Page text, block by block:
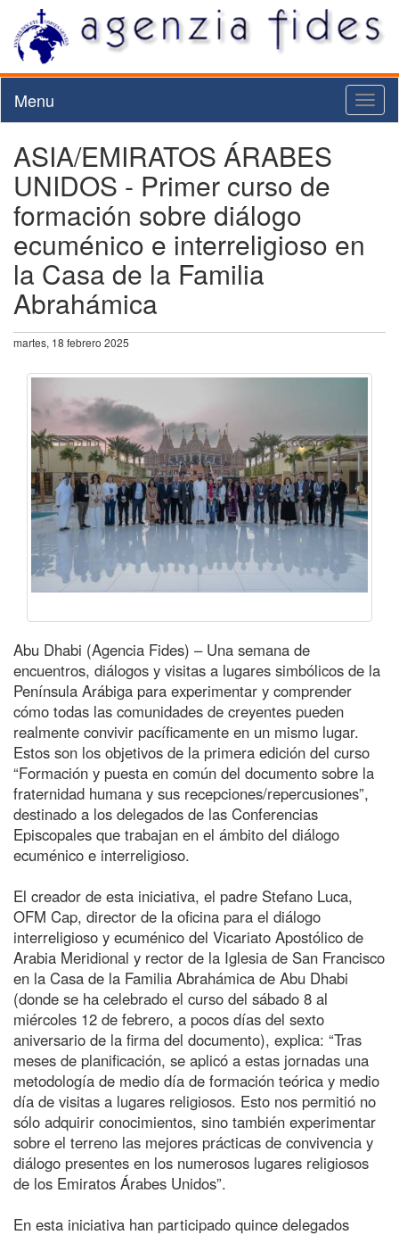
Menu
ASIA/EMIRATOS ÁRABES
UNIDOS - Primer curso de
formación sobre diálogo
ecuménico e interreligioso en
la Casa de la Familia
Abrahámica
martes, 18 febrero 2025
Abu Dhabi (Agencia Fides) – Una semana de
encuentros, diálogos y visitas a lugares simbólicos de la
Península Arábiga para experimentar y comprender
cómo todas las comunidades de creyentes pueden
realmente convivir pacíficamente en un mismo lugar.
Estos son los objetivos de la primera edición del curso
“Formación y puesta en común del documento sobre la
fraternidad humana y sus recepciones/repercusiones”,
destinado a los delegados de las Conferencias
Episcopales que trabajan en el ámbito del diálogo
ecuménico e interreligioso.
El creador de esta iniciativa, el padre Stefano Luca,
OFM Cap, director de la oficina para el diálogo
interreligioso y ecuménico del Vicariato Apostólico de
Arabia Meridional y rector de la Iglesia de San Francisco
en la Casa de la Familia Abrahámica de Abu Dhabi
(donde se ha celebrado el curso del sábado 8 al
miércoles 12 de febrero, a pocos días del sexto
aniversario de la firma del documento), explica: “Tras
meses de planificación, se aplicó a estas jornadas una
metodología de medio día de formación teórica y medio
día de visitas a lugares religiosos. Esto nos permitió no
sólo adquirir conocimientos, sino también experimentar
sobre el terreno las mejores prácticas de convivencia y
diálogo presentes en los numerosos lugares religiosos
de los Emiratos Árabes Unidos”.
En esta iniciativa han participado quince delegados